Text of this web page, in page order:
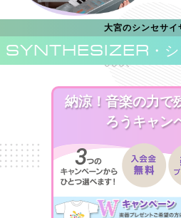
大宮のシンセサイ
SYNTHESIZER ・
納涼！音楽の力で
ろうキャン